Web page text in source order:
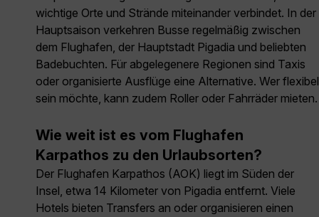
wichtige Orte und Strände miteinander verbindet. In der
Hauptsaison verkehren Busse regelmäßig zwischen
dem Flughafen, der Hauptstadt Pigadia und beliebten
Badebuchten. Für abgelegenere Regionen sind Taxis
oder organisierte Ausflüge eine Alternative. Wer flexibel
sein möchte, kann zudem Roller oder Fahrräder mieten.
Wie weit ist es vom Flughafen
Karpathos zu den Urlaubsorten?
Der Flughafen Karpathos (AOK) liegt im Süden der
Insel, etwa 14 Kilometer von Pigadia entfernt. Viele
Hotels bieten Transfers an oder organisieren einen